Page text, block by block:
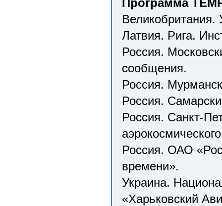
Программа
Великобритания.
Латвия. Рига.
Россия.
сообщения.
Россия.
Россия.
Россия. Санкт-
Россия. ОАО
времени».
Украина.
«Харьковский